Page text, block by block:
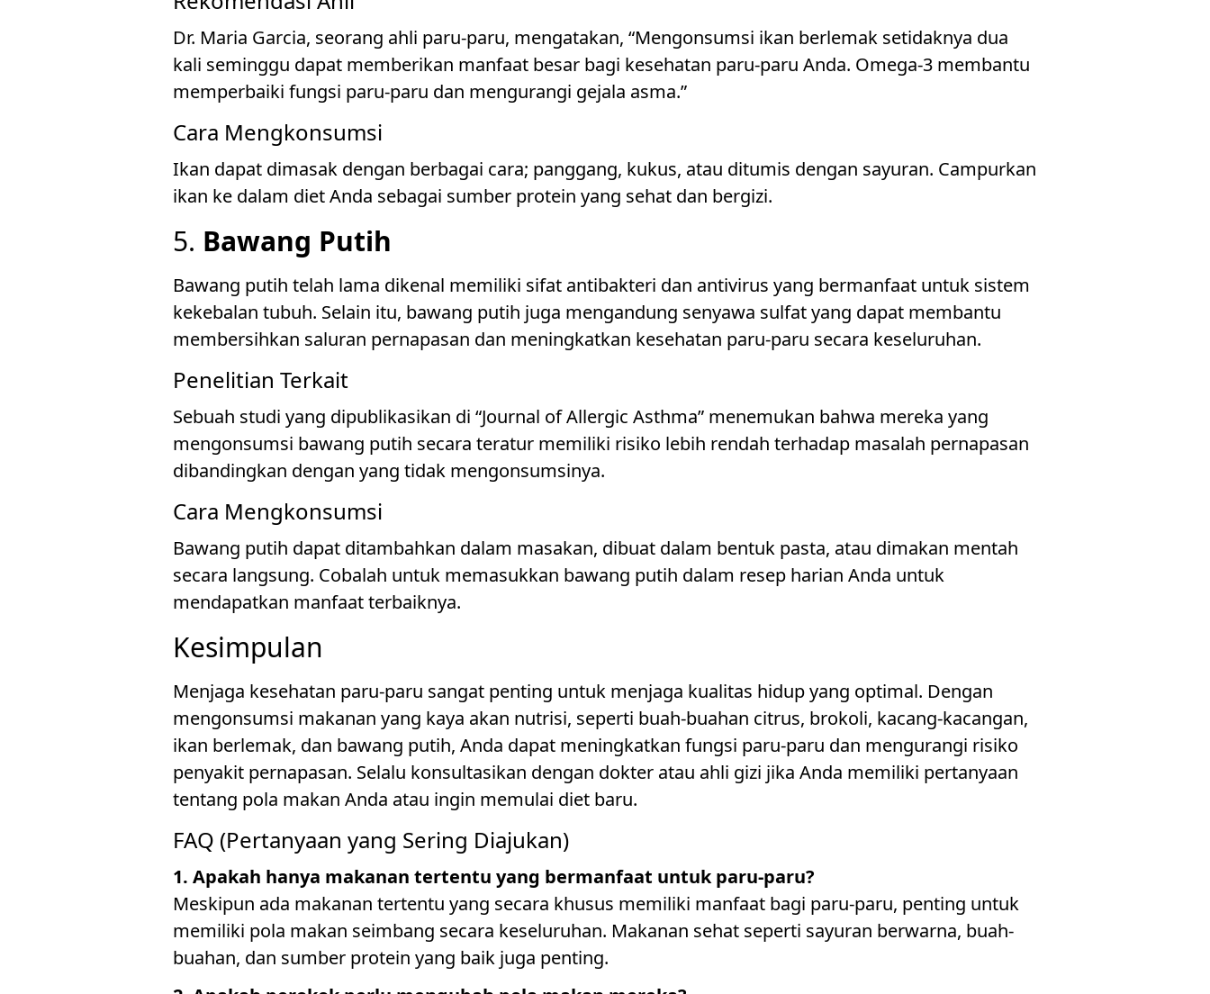
Dr. Maria Garcia, seorang ahli paru-paru, mengatakan, “Mengonsumsi ikan berlemak setidaknya dua
kali seminggu dapat memberikan manfaat besar bagi kesehatan paru-paru Anda. Omega-3 membantu
memperbaiki fungsi paru-paru dan mengurangi gejala asma.”
Cara Mengkonsumsi
Ikan dapat dimasak dengan berbagai cara; panggang, kukus, atau ditumis dengan sayuran. Campurkan
ikan ke dalam diet Anda sebagai sumber protein yang sehat dan bergizi.
5. Bawang Putih
Bawang putih telah lama dikenal memiliki sifat antibakteri dan antivirus yang bermanfaat untuk sistem
kekebalan tubuh. Selain itu, bawang putih juga mengandung senyawa sulfat yang dapat membantu
membersihkan saluran pernapasan dan meningkatkan kesehatan paru-paru secara keseluruhan.
Penelitian Terkait
Sebuah studi yang dipublikasikan di “Journal of Allergic Asthma” menemukan bahwa mereka yang
mengonsumsi bawang putih secara teratur memiliki risiko lebih rendah terhadap masalah pernapasan
dibandingkan dengan yang tidak mengonsumsinya.
Cara Mengkonsumsi
Bawang putih dapat ditambahkan dalam masakan, dibuat dalam bentuk pasta, atau dimakan mentah
secara langsung. Cobalah untuk memasukkan bawang putih dalam resep harian Anda untuk
mendapatkan manfaat terbaiknya.
Kesimpulan
Menjaga kesehatan paru-paru sangat penting untuk menjaga kualitas hidup yang optimal. Dengan
mengonsumsi makanan yang kaya akan nutrisi, seperti buah-buahan citrus, brokoli, kacang-kacangan,
ikan berlemak, dan bawang putih, Anda dapat meningkatkan fungsi paru-paru dan mengurangi risiko
penyakit pernapasan. Selalu konsultasikan dengan dokter atau ahli gizi jika Anda memiliki pertanyaan
tentang pola makan Anda atau ingin memulai diet baru.
FAQ (Pertanyaan yang Sering Diajukan)
1. Apakah hanya makanan tertentu yang bermanfaat untuk paru-paru?
Meskipun ada makanan tertentu yang secara khusus memiliki manfaat bagi paru-paru, penting untuk
memiliki pola makan seimbang secara keseluruhan. Makanan sehat seperti sayuran berwarna, buah-
buahan, dan sumber protein yang baik juga penting.